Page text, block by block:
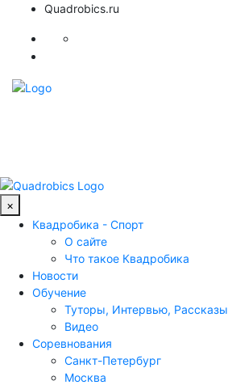
Quadrobics.ru
×
Квадробика - Спорт
О сайте
Что такое Квадробика
Новости
Обучение
Туторы, Интервью, Рассказы
Видео
Соревнования
Санкт-Петербург
Москва